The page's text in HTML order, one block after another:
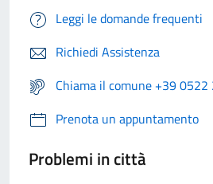
Leggi le domande frequenti
Richiedi Assistenza
Chiama il comune +39 0522
Prenota un appuntamento
Problemi in città